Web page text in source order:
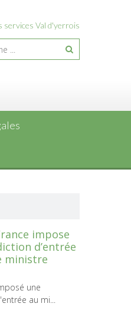
services Val d'yerrois
impose
d’entrée
ministre
une
au mi...